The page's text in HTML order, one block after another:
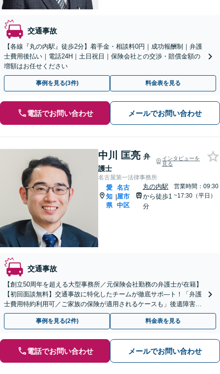
交通事故
【各線『丸の内駅』徒歩2分】着手金・相談料0円｜成功報酬制｜弁護
士費用後払い｜電話24H｜土日祝日｜保険会社との交渉・賠償金額の
増額はお任せください
事例を見る(3件) 料金表を見る
電話でお問い合わせ メールでお問い合わせ
中川 匡亮 弁
護士
インタビューを
見る
名古屋第一法律事務所
愛
知
県
|
名古
屋市
中区
丸の内駅
から徒歩1
分
営業時間：09:30
~17:30（平日）
交通事故
【創立50周年を超える大型事務所／元保険会社勤務の弁護士が在籍】
【初回面談無料】交通事故に特化したチームが徹底サポ―ト！「弁護
士費用特約利用可／ご家族の保険が適用されるケースも」後遺障害等
級認／重度障害／死亡事故など【休日・夜間面談可】
事例を見る(2件) 料金表を見る
電話でお問い合わせ メールでお問い合わせ